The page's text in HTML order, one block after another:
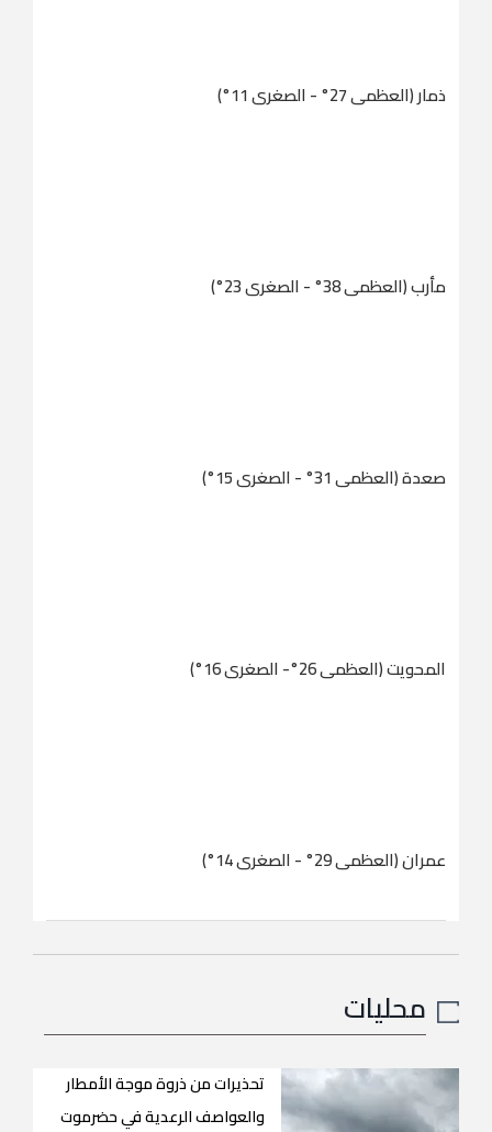
ذمار (العظمى 27° - الصغرى 11°)
مأرب (العظمى 38° - الصغرى 23°)
صعدة (العظمى 31° - الصغرى 15°)
المحويت (العظمى 26°- الصغرى 16°)
عمران (العظمى 29° - الصغرى 14°)
محليات
تحذيرات من ذروة موجة الأمطار
والعواصف الرعدية في حضرموت